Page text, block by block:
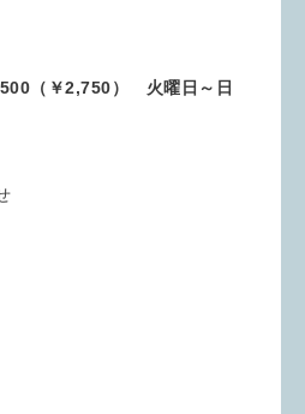
（￥2,750） 火曜日～日